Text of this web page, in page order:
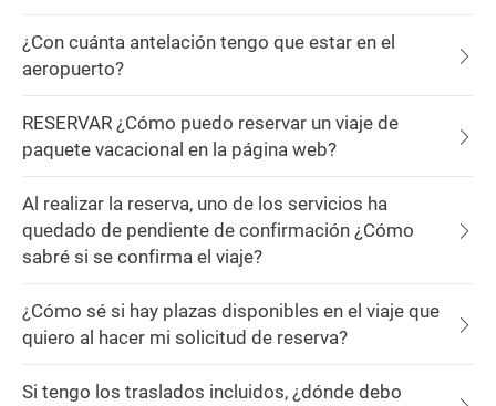
¿Con cuánta antelación tengo que estar en el
aeropuerto?
RESERVAR ¿Cómo puedo reservar un viaje de
paquete vacacional en la página web?
Al realizar la reserva, uno de los servicios ha
quedado de pendiente de confirmación ¿Cómo
sabré si se confirma el viaje?
¿Cómo sé si hay plazas disponibles en el viaje que
quiero al hacer mi solicitud de reserva?
Si tengo los traslados incluidos, ¿dónde debo